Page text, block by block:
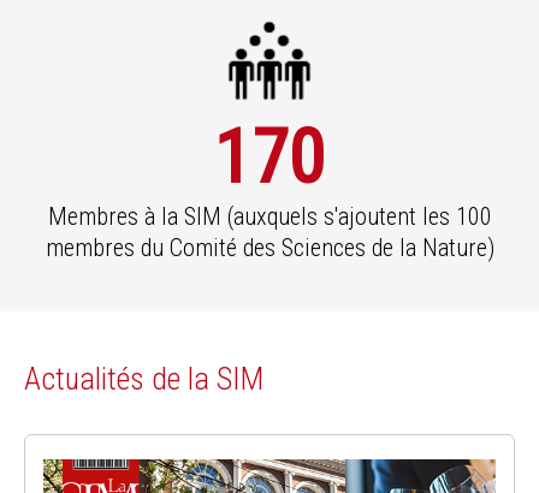
170
Membres à la SIM (auxquels s'ajoutent les 100
membres du Comité des Sciences de la Nature)
Actualités de la SIM